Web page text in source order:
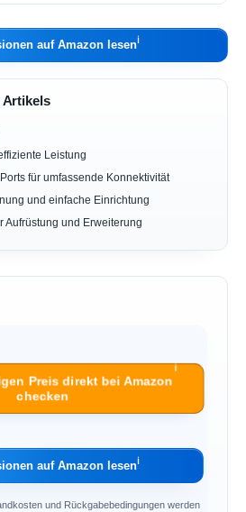
auf Amazon lesenℹ︎
Artikels
Leistung
für umfassende Konnektivität
und einfache Einrichtung
Aufrüstung und Erweiterung
Preis direkt bei Amazon
checken
ℹ︎
auf Amazon lesenℹ︎
und Rückgabebedingungen werden